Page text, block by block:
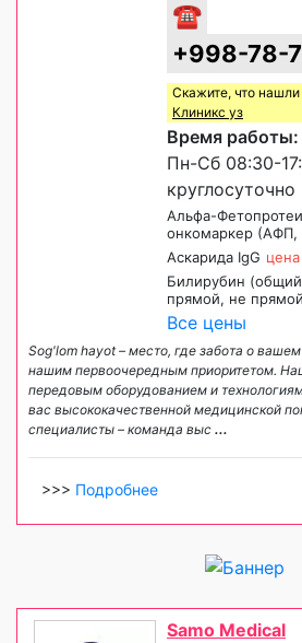
☎
+998-78-
Скажите, что
Клиникс уз
Время работы:
Пн-Сб 08:30-
круглосуточно
Альфа-
онкомаркер (АФП,
Аскарида IgG
Билирубин
прямой, не
Все цены
Sog'lom hayot – место, где забота о
нашим первоочередным приоритетом.
передовым оборудованием и
вас высококачественной медицинской
специалисты – команда выс ...
>>> Подробнее
Samo Medical